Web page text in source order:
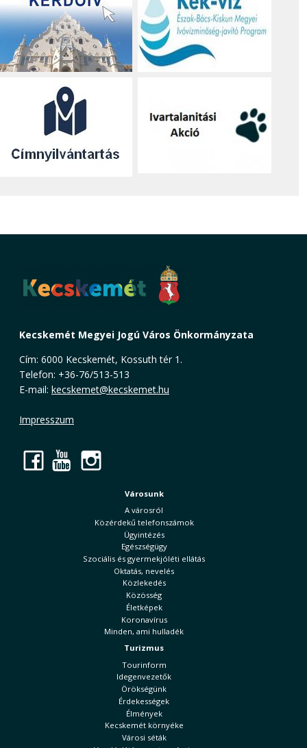
Kecskemét Megyei Jogú Város Önkormányzata
Cím: 6000 Kecskemét, Kossuth tér 1.
Telefon: +36-76/513-513
E-mail: kecskemet@kecskemet.hu
Impresszum
Facebook
YouTube
Városunk
A városról
Közérdekű telefonszámok
Ügyintézés
Egészségügy
Szociális és gyermekjóléti ellátás
Oktatás, nevelés
Közlekedés
Közösség
Életképek
Koronavírus
Minden, ami hulladék
Turizmus
Tourinform
Idegenvezetők
Örökségünk
Érdekességek
Élmények
Kecskemét környéke
Városi séták